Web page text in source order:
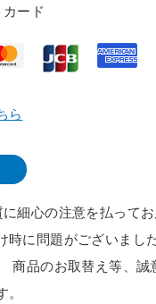
ード
ら
細心の注意を払って
時に問題がございまし
商品のお取替え等、誠